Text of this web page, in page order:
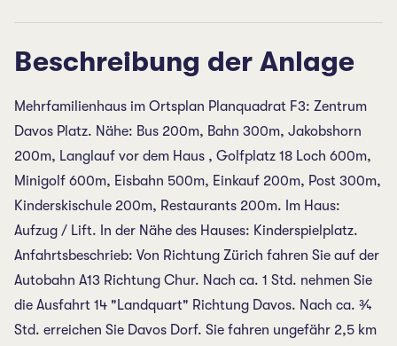
Beschreibung der Anlage
Mehrfamilienhaus im Ortsplan Planquadrat F3: Zentrum
Davos Platz. Nähe: Bus 200m, Bahn 300m, Jakobshorn
200m, Langlauf vor dem Haus , Golfplatz 18 Loch 600m,
Minigolf 600m, Eisbahn 500m, Einkauf 200m, Post 300m,
Kinderskischule 200m, Restaurants 200m. Im Haus:
Aufzug / Lift. In der Nähe des Hauses: Kinderspielplatz.
Anfahrtsbeschrieb: Von Richtung Zürich fahren Sie auf der
Autobahn A13 Richtung Chur. Nach ca. 1 Std. nehmen Sie
die Ausfahrt 14 "Landquart" Richtung Davos. Nach ca. ¾
Std. erreichen Sie Davos Dorf. Sie fahren ungefähr 2,5 km